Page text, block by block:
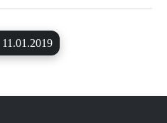
11.01.2019